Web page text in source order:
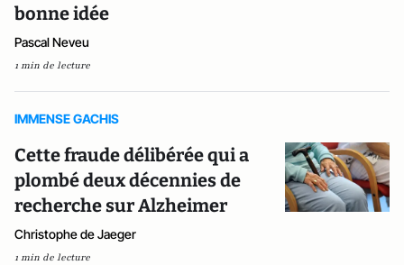
bonne idée
Pascal Neveu
1 min de lecture
IMMENSE GACHIS
Cette fraude délibérée qui a
plombé deux décennies de
recherche sur Alzheimer
Christophe de Jaeger
1 min de lecture